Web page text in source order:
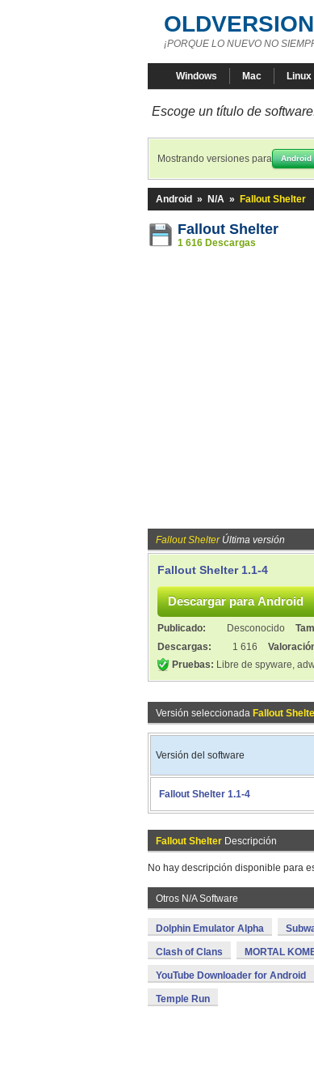
¡PORQUE LO NUEVO NO
Windows Mac Linux
Escoge un título de
Mostrando versiones para Android
Android » N/A » Fallout Shelter
Fallout Shelter
1 616 Descargas
Fallout ShelterÚltima versión
Fallout Shelter 1.1-4
Publicado: Desconocido
Descargas:
1 616
Pruebas: Libre de spyware,
Versión seleccionada Fallout
Versión del software
Fallout Shelter 1.1-4
Fallout Shelter Descripción
No hay descripción disponible para
Otros N/A Software
Dolphin Emulator Alpha
Clash of Clans MORTAL
YouTube Downloader for Android
Temple Run